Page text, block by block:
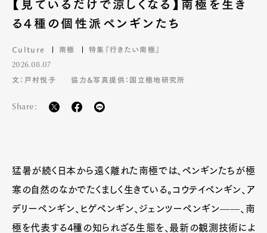
【見ているだけで涼しくなる】南極を生き
る4種の個性派ペンギンたち
Culture 南極 特集『行きたい南極』
2026.08.07
文：戸村悦子
協力&写真提供：国立極地研究所
Share:
猛暑が続く日本から遠く離れた南極では、ペンギンたちが極
寒の自然のなかでたくましく生きている。コウテイペンギン、ア
デリーペンギン、ヒゲペンギン、ジェンツーペンギン——、南
極を代表する4種の知られざる生態を、最新の観測技術によ